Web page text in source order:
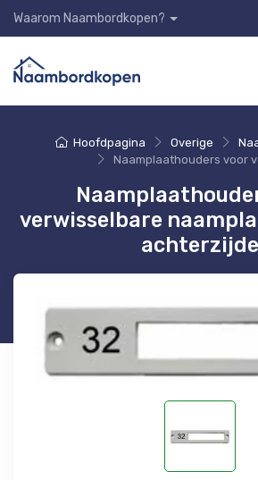
Waarom Naambordkopen?
Hoofdpagina Overige
Naamplaathouders voor verwisselbare naamplaatjes
verwisselbare
achterzijde